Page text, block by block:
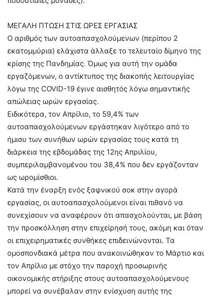
ΜΕΓΑΛΗ ΠΤΩΣΗ ΣΤΙΣ ΩΡΕΣ ΕΡΓΑΣΙΑΣ
Ο αριθμός των αυτοαπασχολούμενων (περίπου 2
εκατομμύρια) ελάχιστα άλλαξε το τελευταίο δίμηνο της
κρίσης της Πανδημίας. Όμως για αυτή την ομάδα
εργαζόμενων, ο αντίκτυπος της διακοπής λειτουργίας
λόγω της COVID-19 έγινε αισθητός λόγω σημαντικής
απώλειας ωρών εργασίας.
Ειδικότερα, τον Απρίλιο, το 59,4% των
αυτοαπασχολούμενων εργάστηκαν λιγότερο από το
ήμισυ των συνήθων ωρών εργασίας τους κατά τη
διάρκεια της εβδομάδας της 12ης Απριλίου,
συμπεριλαμβανομένου του 38,4% που δεν εργάζονταν
ως ωρομίσθιοι.
Κατά την έναρξη ενός ξαφνικού σοκ στην αγορά
εργασίας, οι αυτοαπασχολούμενοι είναι πιθανό να
συνεχίσουν να αναφέρουν ότι απασχολούνται, με βάση
την προσκόλληση στην επιχείρησή τους, ακόμη και όταν
οι επιχειρηματικές συνθήκες επιδεινώνονται. Τα
ομοσπονδιακά μέτρα που ανακοινώθηκαν το Μάρτιο και
τον Απρίλιο με στόχο την παροχή προσωρινής
οικονομικής στήριξης στους αυτοαπασχολούμενους
μπορεί να συνέβαλαν στην ενίσχυση αυτής της